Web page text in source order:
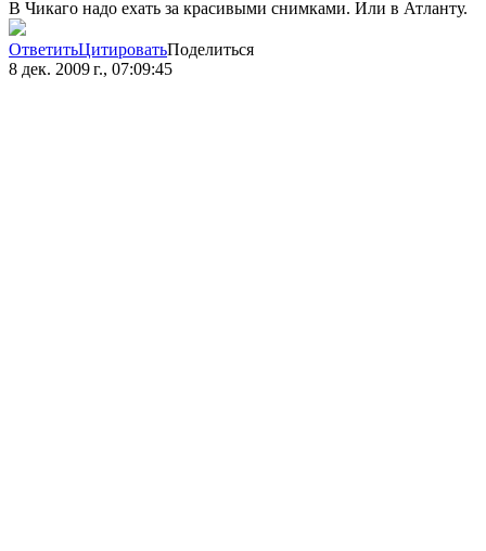
В Чикаго надо ехать за красивыми снимками. Или в Атланту.
ОтветитьЦитироватьПоделиться
8 дек. 2009 г., 07:09:45